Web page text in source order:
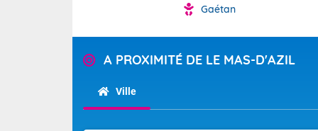
Gaétan
A PROXIMITÉ DE LE MAS-D'AZIL
Ville
Calme,